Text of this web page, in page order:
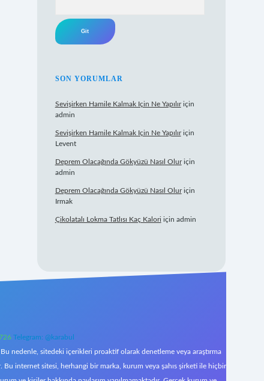
SON YORUMLAR
Sevişirken Hamile Kalmak Için Ne Yapılıriçin
admin
Sevişirken Hamile Kalmak Için Ne Yapılıriçin
Levent
Deprem Olacağında Gökyüzü Nasıl Oluriçin
admin
Deprem Olacağında Gökyüzü Nasıl Oluriçin
Irmak
Çikolatalı Lokma Tatlısı Kaç Kalori için admin
Telegram: @karabul
nedenle, sitedeki içerikleri proaktif olarak denetleme veya araştırma
internet sitesi, herhangi bir marka, kurum veya şahıs şirketi ile hiçbir